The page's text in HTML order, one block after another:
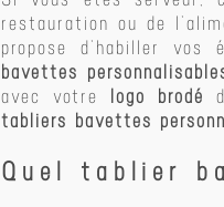
restauration ou de
propose d’habiller vos
bavettes
avec votre logo brodé
tabliers bavettes
Quel tablier